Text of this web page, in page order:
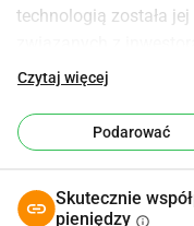
technologią została
ASI) oraz Dawidem
przez tych inwestorów
przeniesieniu jej
Od maja 2025 roku
Czytaj więcej
Podarować
Skutecznie
pieniędzy info